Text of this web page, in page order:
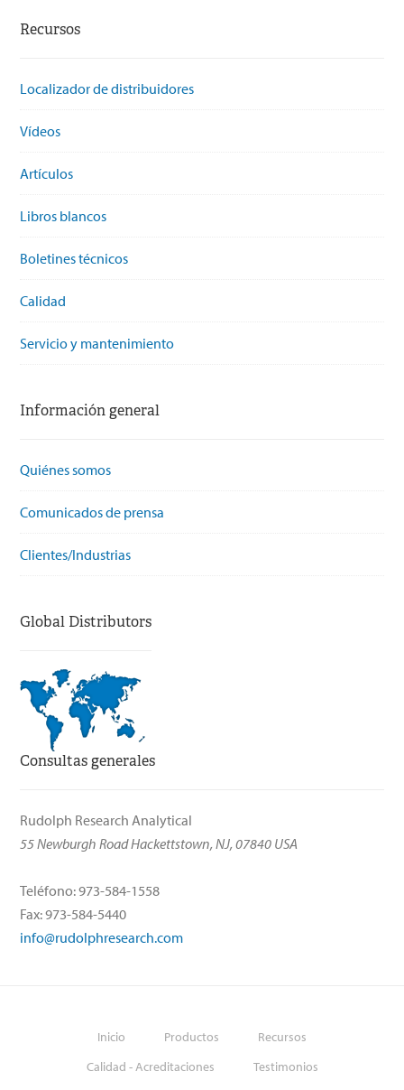
Recursos
Localizador de distribuidores
Vídeos
Artículos
Libros blancos
Boletines técnicos
Calidad
Servicio y mantenimiento
Información general
Quiénes somos
Comunicados de prensa
Clientes/Industrias
Global Distributors
Consultas generales
Rudolph Research Analytical
55 Newburgh Road Hackettstown, NJ, 07840 USA
Teléfono: 973-584-1558
Fax: 973-584-5440
info@rudolphresearch.com
Inicio Productos
Recursos
Calidad - Acreditaciones
Testimonios